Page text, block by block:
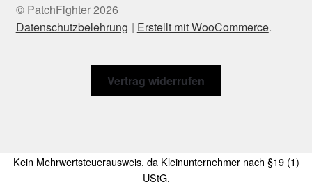
© PatchFighter 2026
Datenschutzbelehrung
Erstellt mit WooCommerce.
Vertrag widerrufen
Kein Mehrwertsteuerausweis, da Kleinunternehmer nach §19 (1)
UStG.